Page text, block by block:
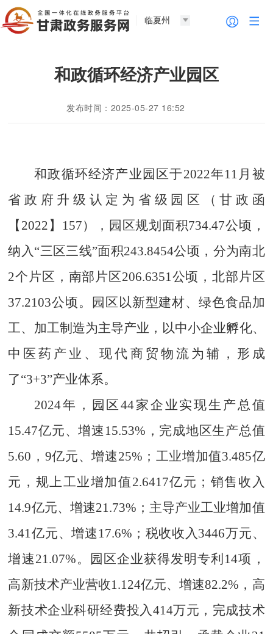
临夏州
和政循环经济产业园区
发布时间：2025-05-27 16:52
和政循环经济产业园区于2022年11月 被
省政府升级认定为省级园区
（甘政函
【 2022 】 157） ， 园区规划面积734.47公顷 ，
纳入“三区三线”面积243.8454公顷， 分为南北
2个片区，南部片区206.6351公顷 ，北部片区
37.2103公顷。 园区以新型建材、绿色食品加
工、加工制造为主导产业，以中小企业孵化、
中医药产业、现代商贸物流为辅，形成
了“3+3”产业体系。
2024年，
园区44家企业实现生产总值
15.47亿元、增速 15.53%， 完成地区生产总值
5.60 ， 9亿元、增速25% ；工业增加值3.485亿
元， 规上工业增加值2.6417亿元 ； 销售收入
14.9亿元、增速21.73% ； 主导产业工业增加值
3.41亿元、增速 17.6% ； 税收收入3446万元、
增速21.07%。 园区企业获得发明专利 14项，
高新技术产业营收1.124亿元、增速82.2%，高
新技术企业科研经费投入414万元，完成技术